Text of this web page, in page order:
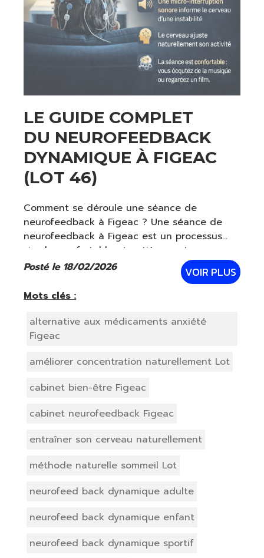
LE GUIDE COMPLET
DU NEUROFEEDBACK
DYNAMIQUE À FIGEAC
(LOT 46)
Comment se déroule une séance de
neurofeedback à Figeac ? Une séance de
neurofeedback à Figeac est un processus
simple, confortable et entièrement non
invasif. Des capteurs sont placés
délicatement sur le cuir chevelu afin
d’analyser l’activité cérébra
Posté le 18/02/2026 VOIR PLUS
Mots clés :
alternative aux médicaments anxiété
Figeac
améliorer concentration naturellement Lot
cabinet bien-être Figeac
cabinet neurofeedback Figeac
entraîner son cerveau naturellement
méthode naturelle sommeil Lot
neurofeed back dynamique adulte
neurofeed back dynamique enfant
neurofeed back dynamique sportif